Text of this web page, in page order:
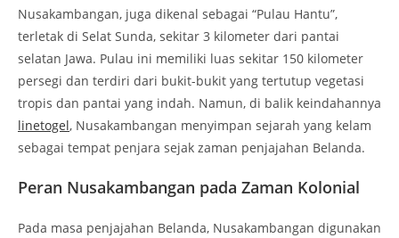
Nusakambangan, juga dikenal sebagai “Pulau Hantu”,
terletak di Selat Sunda, sekitar 3 kilometer dari pantai
selatan Jawa. Pulau ini memiliki luas sekitar 150 kilometer
persegi dan terdiri dari bukit-bukit yang tertutup vegetasi
tropis dan pantai yang indah. Namun, di balik keindahannya
linetogel, Nusakambangan menyimpan sejarah yang kelam
sebagai tempat penjara sejak zaman penjajahan Belanda.
Peran Nusakambangan pada Zaman Kolonial
Pada masa penjajahan Belanda, Nusakambangan digunakan